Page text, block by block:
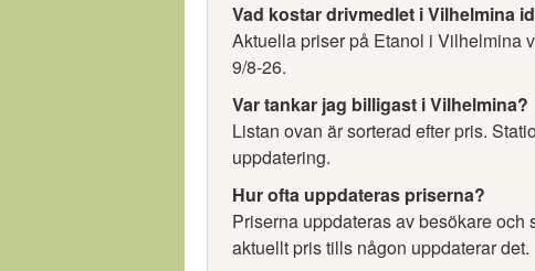
Vad kostar drivmedlet i Vilhelmina
Aktuella priser på Etanol i Vilhelmina
9/8-26.
Var tankar jag billigast i Vilhelmina?
Listan ovan är sorterad efter pris.
uppdatering.
Hur ofta uppdateras priserna?
Priserna uppdateras av besökare och
aktuellt pris tills någon uppdaterar det.